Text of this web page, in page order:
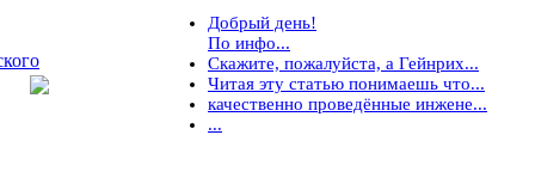
Добрый день!
По инфо...
Скажите, пожалуйста, а Гейнрих...
Читая эту статью понимаешь что...
качественно проведённые инжене...
...